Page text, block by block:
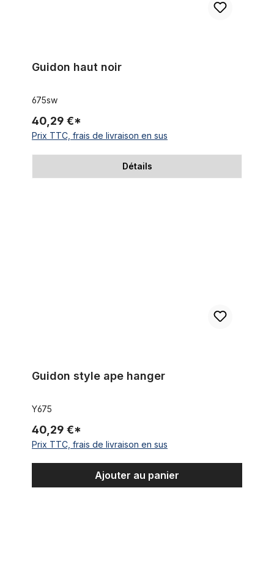
Guidon haut noir
675sw
40,29 €*
Prix TTC, frais de livraison en sus
Détails
Guidon style ape hanger
Y675
40,29 €*
Prix TTC, frais de livraison en sus
Ajouter au panier